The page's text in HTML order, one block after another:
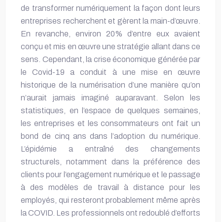
de transformer numériquement la façon dont leurs
entreprises recherchent et gèrent la main-d’œuvre.
En revanche, environ 20% d’entre eux avaient
conçu et mis en œuvre une stratégie allant dans ce
sens. Cependant, la crise économique générée par
le Covid-19 a conduit à une mise en œuvre
historique de la numérisation d’une manière qu’on
n’aurait jamais imaginé auparavant. Selon les
statistiques, en l’espace de quelques semaines,
les entreprises et les consommateurs ont fait un
bond de cinq ans dans l’adoption du numérique.
L’épidémie a entraîné des changements
structurels, notamment dans la préférence des
clients pour l’engagement numérique et le passage
à des modèles de travail à distance pour les
employés, qui resteront probablement même après
la COVID. Les professionnels ont redoublé d’efforts